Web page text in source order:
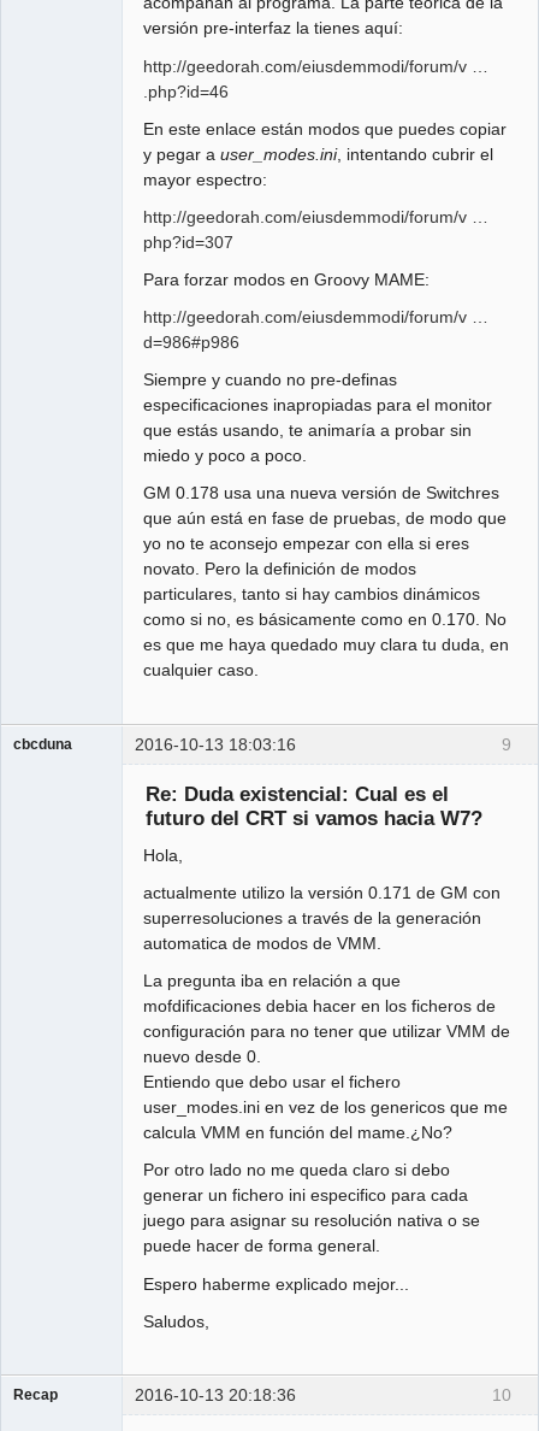
versión pre-interfaz la tienes aquí:
http://geedorah.com/eiusdemmodi/forum/v …
.php?id=46
En este enlace están modos que puedes copiar
y pegar auser_modes.ini, intentando cubrir el
mayor espectro:
http://geedorah.com/eiusdemmodi/forum/v …
php?id=307
Para forzar modos en Groovy MAME:
http://geedorah.com/eiusdemmodi/forum/v …
d=986#p986
Siempre y cuando no pre-definas
especificaciones inapropiadas para el monitor
que estás usando, te animaría a probar sin
miedo y poco a poco.
GM 0.178 usa una nueva versión de Switchres
que aún está en fase de pruebas, de modo que
yo no te aconsejo empezar con ella si eres
novato. Pero la definición de modos
particulares, tanto si hay cambios dinámicos
como si no, es básicamente como en 0.170. No
es que me haya quedado muy clara tu duda, en
cualquier caso.
9
cbcduna 2016-10-13 18:03:16
Re: Duda existencial: Cual es el
futuro del CRT si vamos hacia W7?
Hola,
actualmente utilizo la versión 0.171 de GM con
superresoluciones a través de la generación
automatica de modos de VMM.
La pregunta iba en relación a que
mofdificaciones debia hacer en los ficheros de
configuración para no tener que utilizar VMM de
nuevo desde 0.
Entiendo que debo usar el fichero
user_modes.ini en vez de los genericos que me
calcula VMM en función del mame.¿No?
Por otro lado no me queda claro si debo
generar un fichero ini especifico para cada
juego para asignar su resolución nativa o se
puede hacer de forma general.
Espero haberme explicado mejor...
Saludos,
10
Recap 2016-10-13 20:18:36